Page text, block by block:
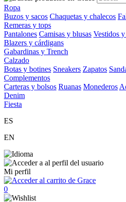
Ropa
Buzos y sacos Chaquetas y chalecos
Remeras y tops
Pantalones Camisas y blusas Vestidos
Blazers y cárdigans
Gabardinas y Trench
Calzado
Botas y botines Sneakers Zapatos
Complementos
Carteras y bolsos Ruanas Monederos
Denim
Fiesta
ES
EN
Mi perfil
0